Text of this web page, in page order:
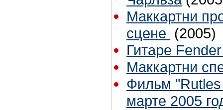
Маккартни
сцене (2005)
Гитаре
Маккартни
Фильм
марте 2005